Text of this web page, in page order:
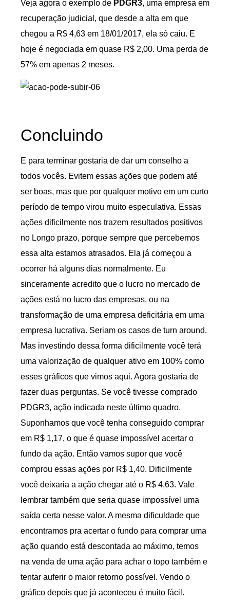
Veja agora o exemplo de PDGR3, uma empresa em
recuperação judicial, que desde a alta em que
chegou a R$ 4,63 em 18/01/2017, ela só caiu. E
hoje é negociada em quase R$ 2,00. Uma perda de
57% em apenas 2 meses.
Concluindo
E para terminar gostaria de dar um conselho a
todos vocês. Evitem essas ações que podem até
ser boas, mas que por qualquer motivo em um curto
período de tempo virou muito especulativa. Essas
ações dificilmente nos trazem resultados positivos
no Longo prazo, porque sempre que percebemos
essa alta estamos atrasados. Ela já começou a
ocorrer há alguns dias normalmente. Eu
sinceramente acredito que o lucro no mercado de
ações está no lucro das empresas, ou na
transformação de uma empresa deficitária em uma
empresa lucrativa. Seriam os casos de turn around.
Mas investindo dessa forma dificilmente você terá
uma valorização de qualquer ativo em 100% como
esses gráficos que vimos aqui. Agora gostaria de
fazer duas perguntas. Se você tivesse comprado
PDGR3, ação indicada neste último quadro.
Suponhamos que você tenha conseguido comprar
em R$ 1,17, o que é quase impossível acertar o
fundo da ação. Então vamos supor que você
comprou essas ações por R$ 1,40. Dificilmente
você deixaria a ação chegar até o R$ 4,63. Vale
lembrar também que seria quase impossível uma
saída certa nesse valor. A mesma dificuldade que
encontramos pra acertar o fundo para comprar uma
ação quando está descontada ao máximo, temos
na venda de uma ação para achar o topo também e
tentar auferir o maior retorno possível. Vendo o
gráfico depois que já aconteceu é muito fácil.